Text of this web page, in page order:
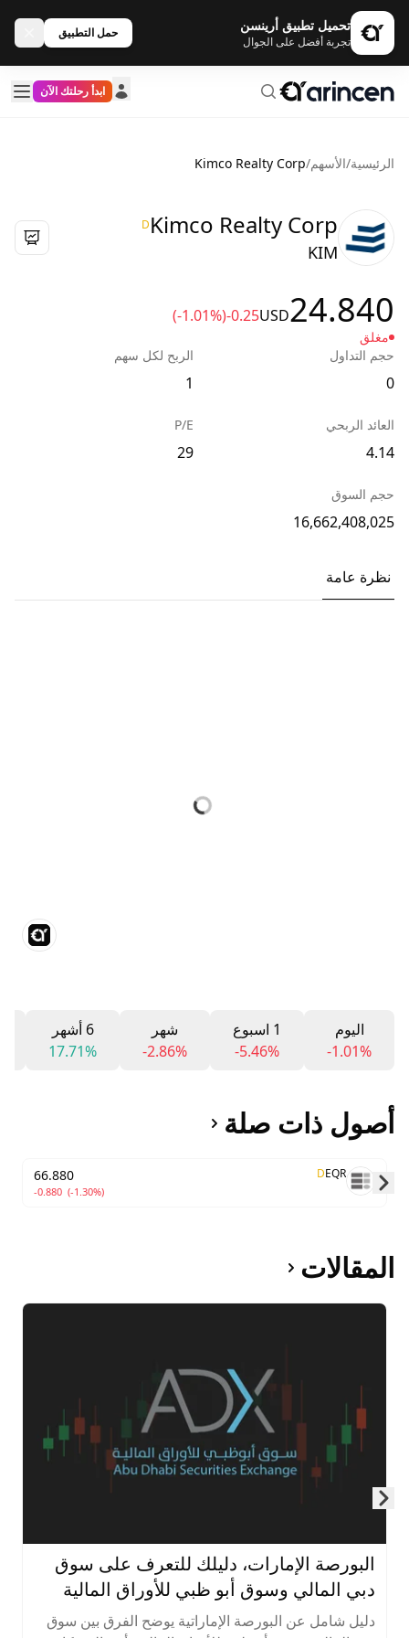
تحميل تطبيق أرينسن
تجربة أفضل على الجوال
حمل التطبيق
ابدأ رحلتك الآن
الرئيسية/الأسهم/
Kimco Realty Corp
Kimco Realty Corp
D
KIM
24.840
USD
-0.25
(-1.01%)
مغلق
حجم التداول
0
الربح لكل سهم
1
العائد الربحي
4.14
P/E
29
حجم السوق
16,662,408,025
نظرة عامة
اليوم
-1.01%
1 اسبوع
-5.46%
شهر
-2.86%
6 أشهر
17.71%
أصول ذات صلة
EQR
D
66.880
-0.880 (-1.30%)
المقالات
البورصة الإمارات، دليلك للتعرف على سوق
دبي المالي وسوق أبو ظبي للأوراق المالية
دليل شامل عن البورصة الإماراتية يوضح الفرق بين سوق